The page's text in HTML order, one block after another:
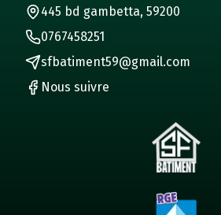
445 bd gambetta, 59200
0767458251
sfbatiment59@gmail.com
Nous suivre